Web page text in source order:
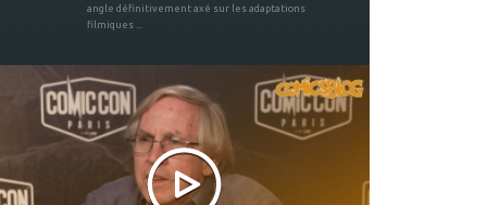
angle définitivement axé sur les adaptations
filmiques ...